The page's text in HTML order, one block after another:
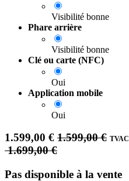
Visibilité bonne
Phare arrière
Visibilité bonne
Clé ou carte (NFC)
Oui
Application mobile
Oui
1.599,00 € 1.599,00€ TVAC
1.699,00€
Pas disponible à la vente